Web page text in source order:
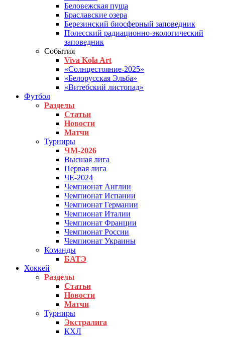
Беловежская пуща
Браславские озера
Березинский биосферный заповедник
Полесский радиационно-экологический
заповедник
События
Viva Kola Art
«Солнцестояние-2025»
«Белорусская Эльба»
«Витебский листопад»
Футбол
Разделы
Статьи
Новости
Матчи
Турниры
ЧМ-2026
Высшая лига
Первая лига
ЧЕ-2024
Чемпионат Англии
Чемпионат Испании
Чемпионат Германии
Чемпионат Италии
Чемпионат Франции
Чемпионат России
Чемпионат Украины
Команды
БАТЭ
Хоккей
Разделы
Статьи
Новости
Матчи
Турниры
Экстралига
КХЛ